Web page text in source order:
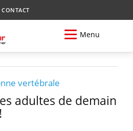
CONTACT
Menu
vertébrale
adultes de demain